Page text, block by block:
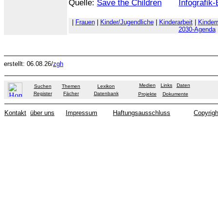
Quelle: Save the Children Infografik-
Frauen| Kinder/Jugendliche| Kinderarbeit|
2030-Agenda
erstellt: 06.08.26/zgh
Suchen Themen
Lexikon
Register
Fächer Datenbank
Medien Links
Daten
Projekte
Dokumente
Kontakt über uns Impressum Haftungsausschluss